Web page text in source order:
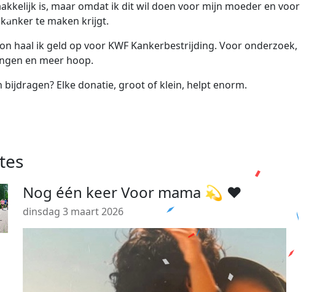
is, maar omdat ik dit wil doen voor mijn moeder en voor
te maken krijgt.
haal ik geld op voor KWF Kankerbestrijding. Voor onderzoek,
en meer hoop.
bijdragen? Elke donatie, groot of klein, helpt enorm.
Nog één keer Voor mama 💫 ❤️
dinsdag 3 maart 2026